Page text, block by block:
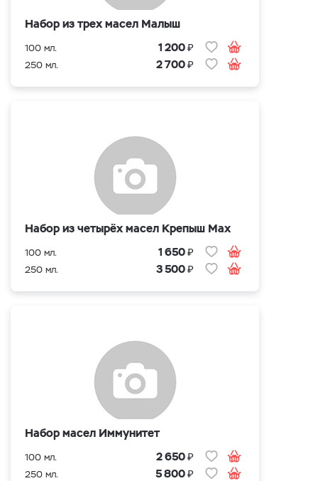
Набор из трех масел Малыш
100 мл. 1 200₽
250 мл. 2 700₽
Набор из четырёх масел Крепыш Max
100 мл. 1 650₽
250 мл. 3 500₽
Набор масел Иммунитет
100 мл. 2 650₽
250 мл. 5 800₽